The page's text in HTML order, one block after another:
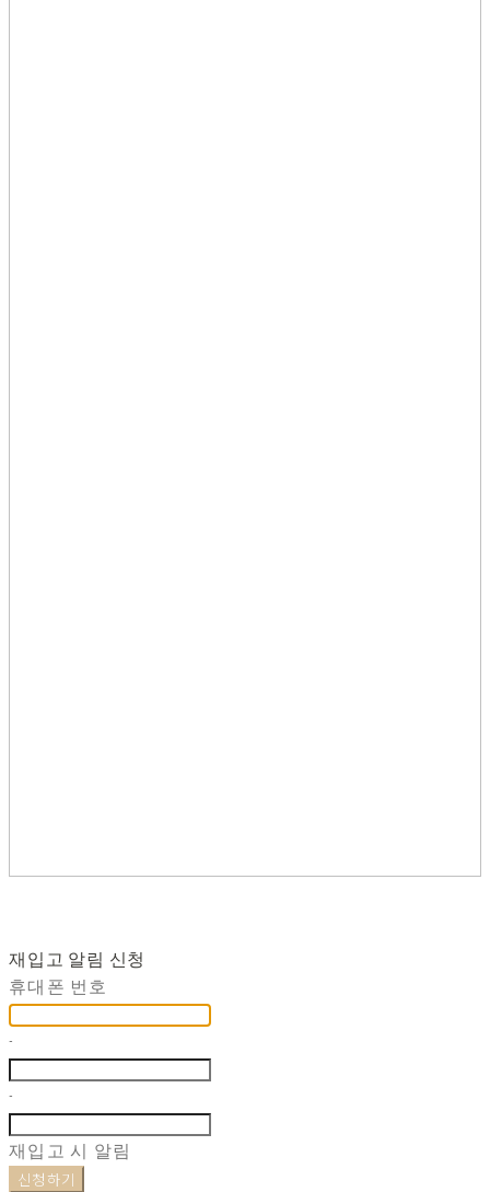
재입고 알림 신청
휴대폰 번호
-
-
재입고 시 알림
신청하기